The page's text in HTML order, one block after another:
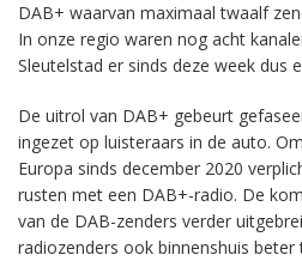
DAB+ waarvan maximaal twaalf
In onze regio waren nog acht
Sleutelstad er sinds deze week dus
De uitrol van DAB+ gebeurt
ingezet op luisteraars in de auto.
Europa sinds december 2020
rusten met een DAB+-radio. De
van de DAB-zenders verder
radiozenders ook binnenshuis beter